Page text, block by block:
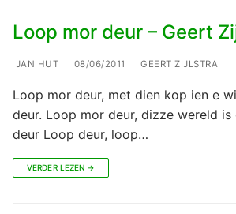
Loop mor deur – Geert
JAN HUT 08/06/2011 GEERT ZIJLSTRA
Loop mor deur, met dien kop ien e
deur. Loop mor deur, dizze wereld
deur Loop deur, loop…
VERDER LEZEN →